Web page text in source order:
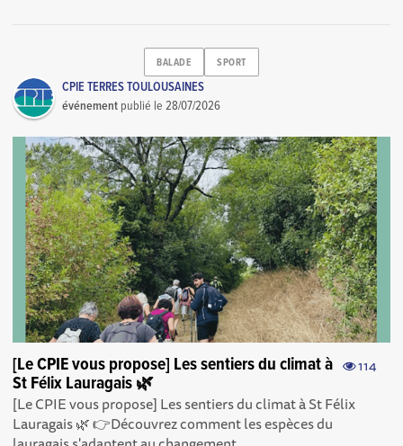
BALADE SPORT
CPIE TERRES TOULOUSAINES
événement publié le28/07/2026
114
[Le CPIE vous propose] Les sentiers du climat à
St Félix Lauragais 🌿
[Le CPIE vous propose] Les sentiers du climat à St Félix
Lauragais 🌿 👉Découvrez comment les espèces du